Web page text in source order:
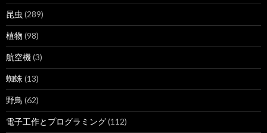
昆虫 (289)
植物 (98)
航空機(3)
蜘蛛 (13)
野鳥 (62)
電子工作とプログラミング(112)